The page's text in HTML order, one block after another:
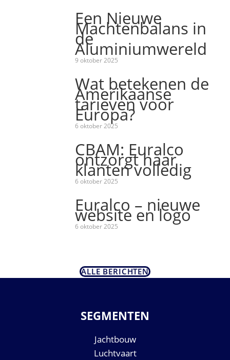
Een Nieuwe
Machtenbalans in
de
Aluminiumwereld
9 oktober 2025
Wat betekenen de
Amerikaanse
tarieven voor
Europa?
6 oktober 2025
CBAM: Euralco
ontzorgt haar
klanten volledig
6 oktober 2025
Euralco – nieuwe
website en logo
6 oktober 2025
ALLE BERICHTEN
SEGMENTEN
Jachtbouw
Luchtvaart